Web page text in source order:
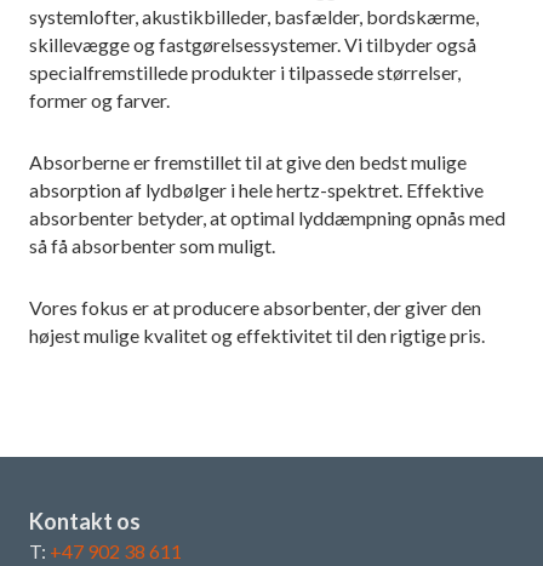
systemlofter, akustikbilleder, basfælder, bordskærme,
skillevægge og fastgørelsessystemer. Vi tilbyder også
specialfremstillede produkter i tilpassede størrelser,
former og farver.
Absorberne er fremstillet til at give den bedst mulige
absorption af lydbølger i hele hertz-spektret. Effektive
absorbenter betyder, at optimal lyddæmpning opnås med
så få absorbenter som muligt.
Vores fokus er at producere absorbenter, der giver den
højest mulige kvalitet og effektivitet til den rigtige pris.
Kontakt os
T: +47 902 38 611